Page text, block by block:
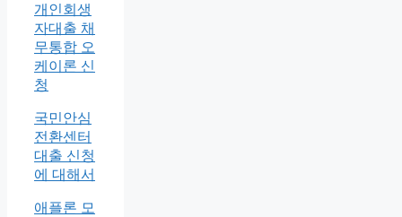
개인회생
자대출 채
무통합 오
케이론 신
청
국민안심
전환센터
대출 신청
에 대해서
애플론 모